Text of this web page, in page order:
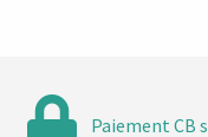
Paiement CB